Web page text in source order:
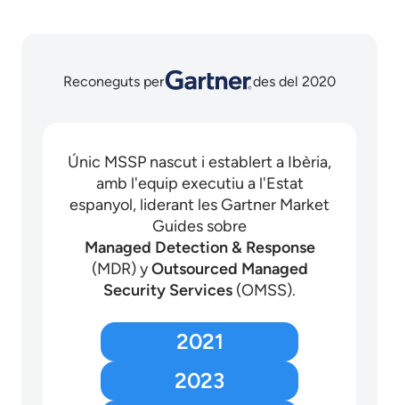
Reconeguts per des del 2020
Únic MSSP nascut i establert a Ibèria,
amb l'equip executiu a l'Estat
espanyol, liderant les Gartner Market
Guides sobre
Managed Detection & Response
(MDR) yOutsourced Managed
Security Services (OMSS).
2021
2023